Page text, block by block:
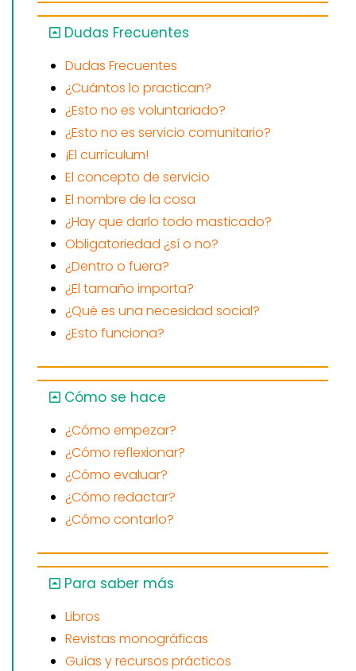
Dudas Frecuentes
Dudas Frecuentes
¿Cuántos lo practican?
¿Esto no es voluntariado?
¿Esto no es servicio comunitario?
¡El currículum!
El concepto de servicio
El nombre de la cosa
¿Hay que darlo todo masticado?
Obligatoriedad ¿sí o no?
¿Dentro o fuera?
¿El tamaño importa?
¿Qué es una necesidad social?
¿Esto funciona?
Cómo se hace
¿Cómo empezar?
¿Cómo reflexionar?
¿Cómo evaluar?
¿Cómo redactar?
¿Cómo contarlo?
Para saber más
Libros
Revistas monográficas
Guías y recursos prácticos